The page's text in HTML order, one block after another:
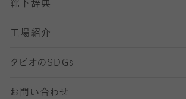
Mサイズ（25～27cm）
Lサイズ（27～29cm）
足の臭い対策
冷え対策
靴ずれ対策
快適な睡眠対策
靴下辞典
工場紹介
タビオのSDGs
お問い合わせ